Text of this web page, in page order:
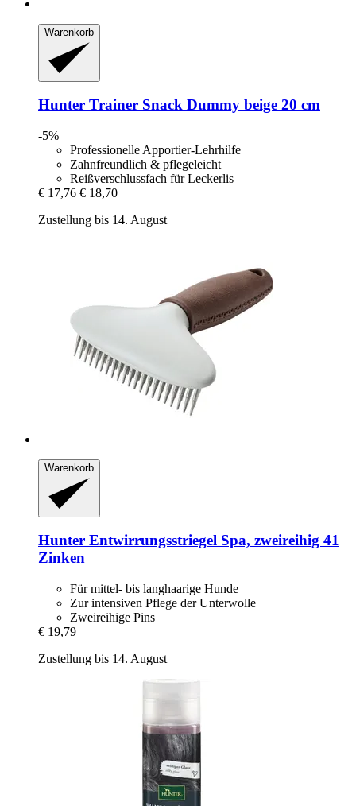
Warenkorb
Hunter Trainer Snack Dummy beige 20 cm
-5%
Professionelle Apportier-Lehrhilfe
Zahnfreundlich & pflegeleicht
Reißverschlussfach für Leckerlis
€ 17,76 € 18,70
Zustellung bis 14. August
Warenkorb
Hunter Entwirrungsstriegel Spa, zweireihig 41
Zinken
Für mittel- bis langhaarige Hunde
Zur intensiven Pflege der Unterwolle
Zweireihige Pins
€ 19,79
Zustellung bis 14. August